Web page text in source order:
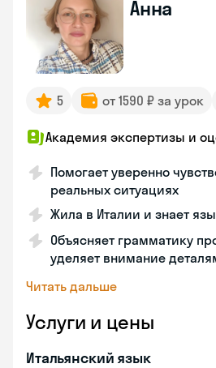
Анна
5 от 1590 ₽ за урок
Академия экспертизы и
Помогает уверенно
реальных ситуациях
Жила в Италии и знает
Объясняет грамматику
уделяет внимание
Читать дальше
Услуги и цены
Итальянский язык